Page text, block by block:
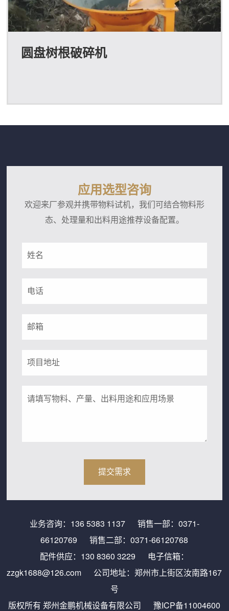
圆盘树根破碎机
应用选型咨询
欢迎来厂参观并携带物料试机，我们可结合物料形
态、处理量和出料用途推荐设备配置。
业务咨询： 136 5383 1137销售一部： 0371-
66120769 销售二部：0371-66120768
配件供应： 130 8360 3229 电子信箱：
zzgk1688@126.com 公司地址：郑州市上街区汝南路167
号
版权所有 郑州金鹏机械设备有限公司豫ICP备11004600